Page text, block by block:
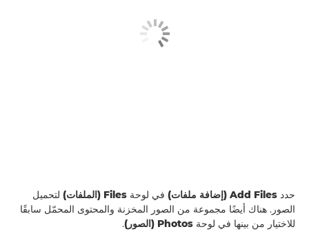
حدد Add Files (إضافة ملفات) في لوحة Files (الملفات)
لتحميل
الصور. هناك أيضًا مجموعة من الصور المخزنة والمحتوى المحمّل سابقًا
للاختيار من بينها في لوحة Photos (الصور) .